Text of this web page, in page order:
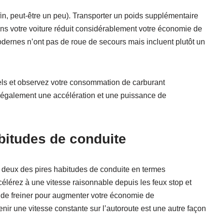
peut-être un peu). Transporter un poids supplémentaire
votre voiture réduit considérablement votre économie de
n’ont pas de roue de secours mais incluent plutôt un
et observez votre consommation de carburant
une accélération et une puissance de
de conduite
des pires habitudes de conduite en termes
à une vitesse raisonnable depuis les feux stop et
freiner pour augmenter votre économie de
une vitesse constante sur l’autoroute est une autre façon